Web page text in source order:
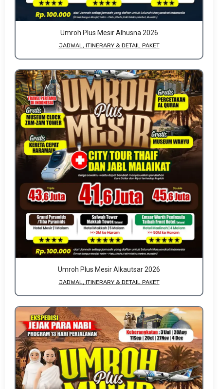
Umroh Plus Mesir Alhusna 2026
JADWAL, ITINERARY & DETAIL PAKET
Umroh Plus Mesir Alkautsar 2026
JADWAL, ITINERARY & DETAIL PAKET